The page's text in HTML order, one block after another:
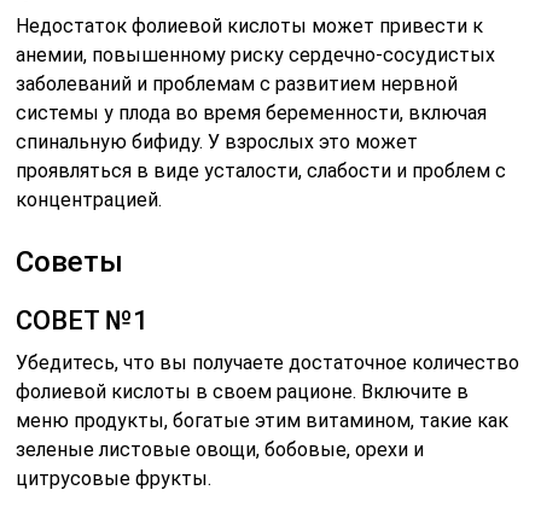
Недостаток фолиевой кислоты может привести к
анемии, повышенному риску сердечно-сосудистых
заболеваний и проблемам с развитием нервной
системы у плода во время беременности, включая
спинальную бифиду. У взрослых это может
проявляться в виде усталости, слабости и проблем с
концентрацией.
Советы
СОВЕТ №1
Убедитесь, что вы получаете достаточное количество
фолиевой кислоты в своем рационе. Включите в
меню продукты, богатые этим витамином, такие как
зеленые листовые овощи, бобовые, орехи и
цитрусовые фрукты.